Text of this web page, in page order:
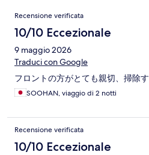
Recensioni
Recensione verificata
10/10 Eccezionale
9 maggio 2026
Traduci con Google
フロントの方がとても親切、掃除
SOOHAN, viaggio di 2 notti
Recensione verificata
10/10 Eccezionale